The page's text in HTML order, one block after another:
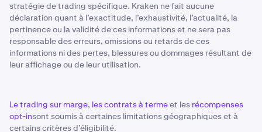
stratégie de trading spécifique. Kraken ne fait aucune
déclaration quant à l’exactitude, l’exhaustivité, l’actualité, la
pertinence ou la validité de ces informations et ne sera pas
responsable des erreurs, omissions ou retards de ces
informations ni des pertes, blessures ou dommages résultant de
leur affichage ou de leur utilisation.
Le trading sur marge, les contrats à termeet les récompenses
opt-insont soumis à certaines limitations géographiques et à
certains critères d’éligibilité.